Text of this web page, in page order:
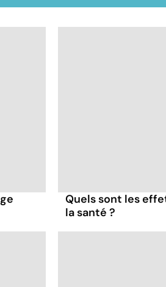
Quels sont les
la santé ?